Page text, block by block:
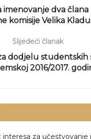
imenovanje dva
komisije Velika
Slijedeći članak
dodjelu studentskih
2016/2017.
interesa za učestvovanje